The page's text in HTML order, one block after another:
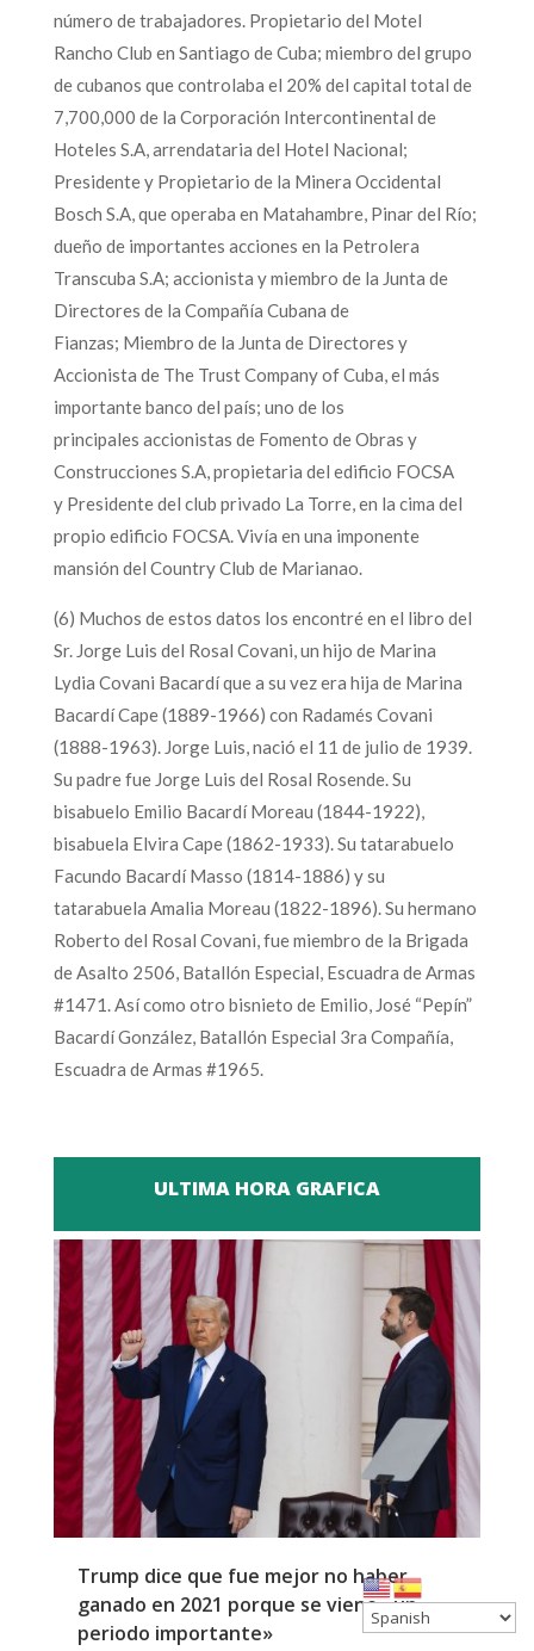
número de trabajadores. Propietario del Motel
Rancho Club en Santiago de Cuba; miembro del grupo
de cubanos que controlaba el 20% del capital total de
7,700,000 de la Corporación Intercontinental de
Hoteles S.A, arrendataria del Hotel Nacional;
Presidente y Propietario de la Minera Occidental
Bosch S.A, que operaba en Matahambre, Pinar del Río;
dueño de importantes acciones en la Petrolera
Transcuba S.A; accionista y miembro de la Junta de
Directores de la Compañía Cubana de
Fianzas; Miembro de la Junta de Directores y
Accionista de The Trust Company of Cuba, el más
importante banco del país; uno de los
principales accionistas de Fomento de Obras y
Construcciones S.A, propietaria del edificio FOCSA
y Presidente del club privado La Torre, en la cima del
propio edificio FOCSA. Vivía en una imponente
mansión del Country Club de Marianao.
(6) Muchos de estos datos los encontré en el libro del
Sr. Jorge Luis del Rosal Covani, un hijo de Marina
Lydia Covani Bacardí que a su vez era hija de Marina
Bacardí Cape (1889-1966) con Radamés Covani
(1888-1963). Jorge Luis, nació el 11 de julio de 1939.
Su padre fue Jorge Luis del Rosal Rosende. Su
bisabuelo Emilio Bacardí Moreau (1844-1922),
bisabuela Elvira Cape (1862-1933). Su tatarabuelo
Facundo Bacardí Masso (1814-1886) y su
tatarabuela Amalia Moreau (1822-1896). Su hermano
Roberto del Rosal Covani, fue miembro de la Brigada
de Asalto 2506, Batallón Especial, Escuadra de Armas
#1471. Así como otro bisnieto de Emilio, José “Pepín”
Bacardí González, Batallón Especial 3ra Compañía,
Escuadra de Armas #1965.
ULTIMA HORA GRAFICA
Trump dice que fue mejor no haber
ganado en 2021 porque se viene «un
periodo importante»